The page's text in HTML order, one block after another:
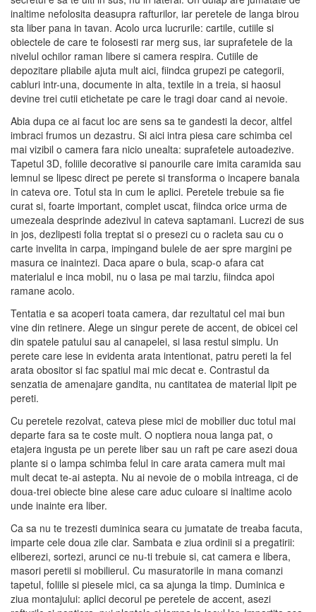
inaltime nefolosita deasupra rafturilor, iar peretele de langa birou
sta liber pana in tavan. Acolo urca lucrurile: cartile, cutiile si
obiectele de care te folosesti rar merg sus, iar suprafetele de la
nivelul ochilor raman libere si camera respira. Cutiile de
depozitare pliabile ajuta mult aici, fiindca grupezi pe categorii,
cabluri intr-una, documente in alta, textile in a treia, si haosul
devine trei cutii etichetate pe care le tragi doar cand ai nevoie.
Abia dupa ce ai facut loc are sens sa te gandesti la decor, altfel
imbraci frumos un dezastru. Si aici intra piesa care schimba cel
mai vizibil o camera fara nicio unealta: suprafetele autoadezive.
Tapetul 3D, foliile decorative si panourile care imita caramida sau
lemnul se lipesc direct pe perete si transforma o incapere banala
in cateva ore. Totul sta in cum le aplici. Peretele trebuie sa fie
curat si, foarte important, complet uscat, fiindca orice urma de
umezeala desprinde adezivul in cateva saptamani. Lucrezi de sus
in jos, dezlipesti folia treptat si o presezi cu o racleta sau cu o
carte invelita in carpa, impingand bulele de aer spre margini pe
masura ce inaintezi. Daca apare o bula, scap-o afara cat
materialul e inca mobil, nu o lasa pe mai tarziu, fiindca apoi
ramane acolo.
Tentatia e sa acoperi toata camera, dar rezultatul cel mai bun
vine din retinere. Alege un singur perete de accent, de obicei cel
din spatele patului sau al canapelei, si lasa restul simplu. Un
perete care iese in evidenta arata intentionat, patru pereti la fel
arata obositor si fac spatiul mai mic decat e. Contrastul da
senzatia de amenajare gandita, nu cantitatea de material lipit pe
pereti.
Cu peretele rezolvat, cateva piese mici de mobilier duc totul mai
departe fara sa te coste mult. O noptiera noua langa pat, o
etajera ingusta pe un perete liber sau un raft pe care asezi doua
plante si o lampa schimba felul in care arata camera mult mai
mult decat te-ai astepta. Nu ai nevoie de o mobila intreaga, ci de
doua-trei obiecte bine alese care aduc culoare si inaltime acolo
unde inainte era liber.
Ca sa nu te trezesti duminica seara cu jumatate de treaba facuta,
imparte cele doua zile clar. Sambata e ziua ordinii si a pregatirii:
eliberezi, sortezi, arunci ce nu-ti trebuie si, cat camera e libera,
masori peretii si mobilierul. Cu masuratorile in mana comanzi
tapetul, foliile si piesele mici, ca sa ajunga la timp. Duminica e
ziua montajului: aplici decorul pe peretele de accent, asezi